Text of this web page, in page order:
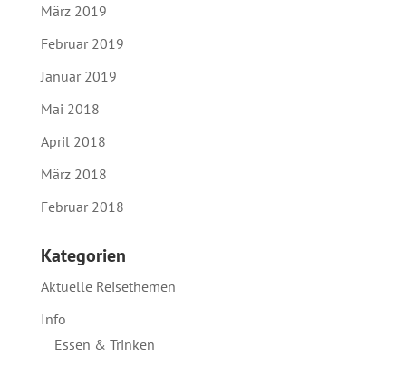
März 2019
Februar 2019
Januar 2019
Mai 2018
April 2018
März 2018
Februar 2018
Kategorien
Aktuelle Reisethemen
Info
Essen & Trinken